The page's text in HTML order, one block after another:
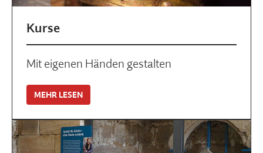
Kurse
Mit eigenen Händen gestalten
MEHR LESEN